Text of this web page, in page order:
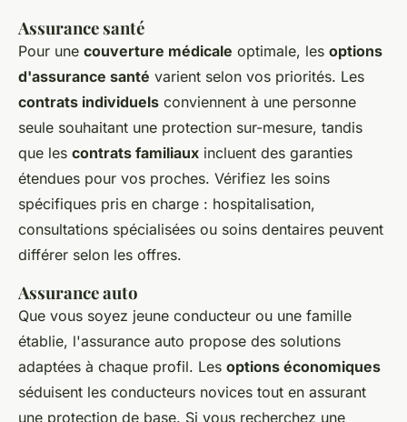
Assurance santé
Pour une couverture médicale optimale, les options
d'assurance santé varient selon vos priorités. Les
contrats individuels conviennent à une personne
seule souhaitant une protection sur-mesure, tandis
que les contrats familiaux incluent des garanties
étendues pour vos proches. Vérifiez les soins
spécifiques pris en charge : hospitalisation,
consultations spécialisées ou soins dentaires peuvent
différer selon les offres.
Assurance auto
Que vous soyez jeune conducteur ou une famille
établie, l'assurance auto propose des solutions
adaptées à chaque profil. Les options économiques
séduisent les conducteurs novices tout en assurant
une protection de base. Si vous recherchez une